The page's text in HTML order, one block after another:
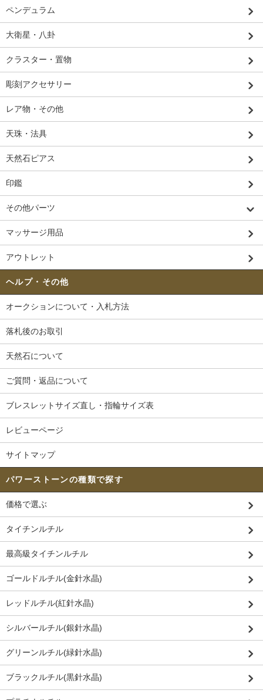
ペンデュラム
大衛星・八卦
クラスター・置物
彫刻アクセサリー
レア物・その他
天珠・法具
天然石ピアス
印鑑
その他パーツ
マッサージ用品
アウトレット
ヘルプ・その他
オークションについて・入札方法
落札後のお取引
天然石について
ご質問・返品について
ブレスレットサイズ直し・指輪サイズ表
レビューページ
サイトマップ
パワーストーンの種類で探す
価格で選ぶ
タイチンルチル
最高級タイチンルチル
ゴールドルチル(金針水晶)
レッドルチル(紅針水晶)
シルバールチル(銀針水晶)
グリーンルチル(緑針水晶)
ブラックルチル(黒針水晶)